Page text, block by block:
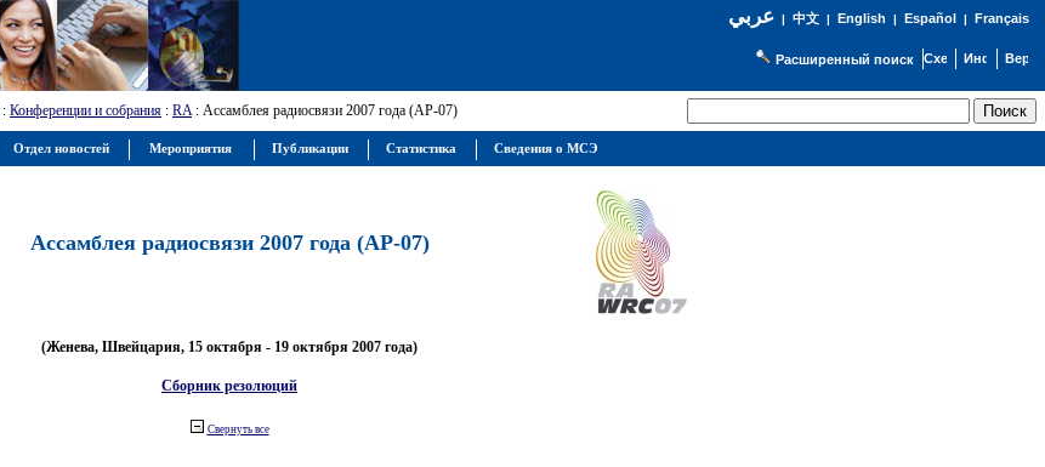
عربي| 中文| English | Español | Français
Расширенный поиск
: Конференции и собрания : RA: Ассамблея радиосвязи 2007 года (АР-07)
Ассамблея радиосвязи 2007 года (АР-07)
(Женева, Швейцария, 15 октября - 19 октября 2007 года)
Сборник резолюций
Свернуть все
Отдел новостей Мероприятия Публикации Статистика Сведения о МСЭ